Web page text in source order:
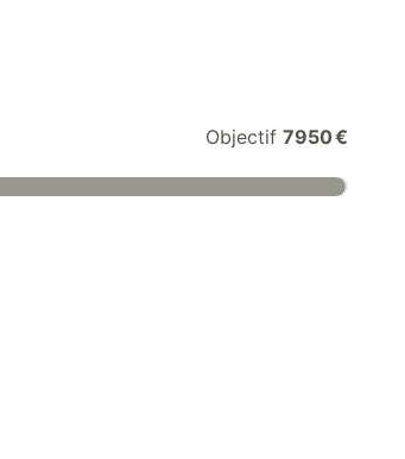
Objectif 7950 €